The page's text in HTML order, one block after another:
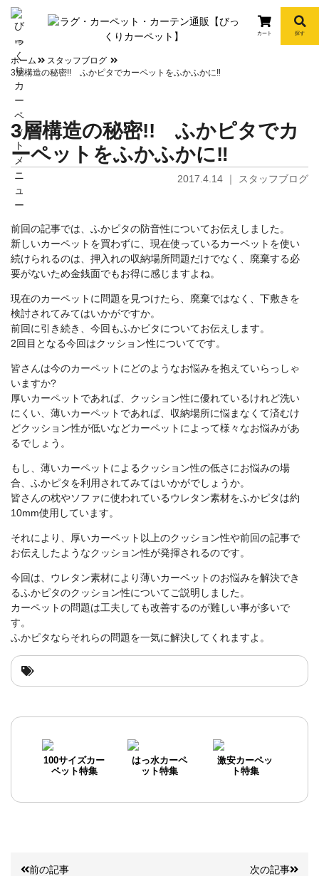
info
カート 探す
ホーム
スタッフブログ
3層構造の秘密!! ふかピタでカーペットをふかふかに‼
3層構造の秘密!! ふかピタでカ
ーペットをふかふかに‼
2017.4.14 ｜ スタッフブログ
前回の記事では、ふかピタの防音性についてお伝えしました。
新しいカーペットを買わずに、現在使っているカーペットを使い
続けられるのは、押入れの収納場所問題だけでなく、廃棄する必
要がないため金銭面でもお得に感じますよね。
現在のカーペットに問題を見つけたら、廃棄ではなく、下敷きを
検討されてみてはいかがですか。
前回に引き続き、今回もふかピタについてお伝えします。
2回目となる今回はクッション性についてです。
皆さんは今のカーペットにどのようなお悩みを抱えていらっしゃ
いますか?
厚いカーペットであれば、クッション性に優れているけれど洗い
にくい、薄いカーペットであれば、収納場所に悩まなくて済むけ
どクッション性が低いなどカーペットによって様々なお悩みがあ
るでしょう。
もし、薄いカーペットによるクッション性の低さにお悩みの場
合、ふかピタを利用されてみてはいかがでしょうか。
皆さんの枕やソファに使われているウレタン素材をふかピタは約
10mm使用しています。
それにより、厚いカーペット以上のクッション性や前回の記事で
お伝えしたようなクッション性が発揮されるのです。
今回は、ウレタン素材により薄いカーペットのお悩みを解決でき
るふかピタのクッション性についてご説明しました。
カーペットの問題は工夫しても改善するのが難しい事が多いで
す。
ふかピタならそれらの問題を一気に解決してくれますよ。
100サイズカー
ペット特集
はっ水カーペ
ット特集
激安カーペッ
ト特集
前の記事 次の記事